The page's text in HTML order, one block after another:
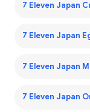
7 Eleven Japan
7 Eleven Japan
7 Eleven Japan
7 Eleven Japan